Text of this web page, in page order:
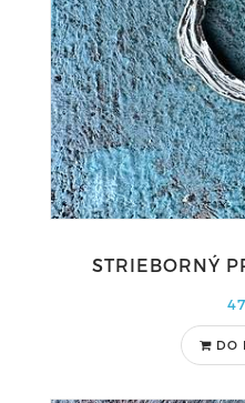
STRIEBORNÝ
DO